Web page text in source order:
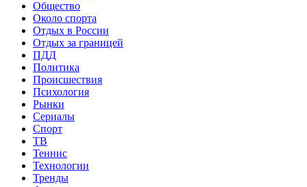
Общество
Около спорта
Отдых в России
Отдых за границей
ПДД
Политика
Происшествия
Психология
Рынки
Сериалы
Спорт
ТВ
Теннис
Технологии
Тренды